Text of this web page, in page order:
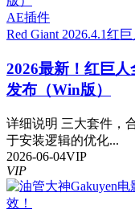
AE插件
Red Giant 2026.4.1红巨
2026最新！红巨
发布（Win版）
详细说明 三大套件，
于安装逻辑的优化...
2026-06-04VIP
VIP